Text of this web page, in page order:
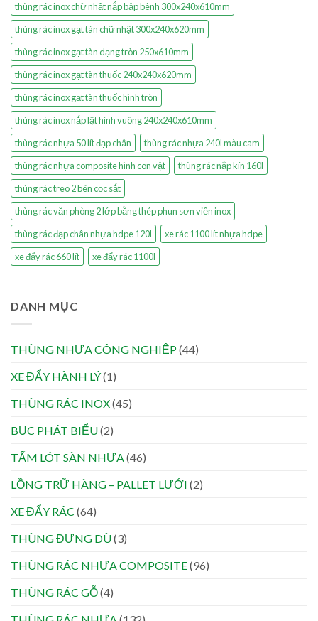
thùng rác inox chữ nhật nắp bập bênh 300x240x610mm
thùng rác inox gạt tàn chữ nhật 300x240x620mm
thùng rác inox gạt tàn dạng tròn 250x610mm
thùng rác inox gạt tàn thuốc 240x240x620mm
thùng rác inox gạt tàn thuốc hình tròn
thùng rác inox nắp lật hình vuông 240x240x610mm
thùng rác nhựa 50 lít đạp chân
thùng rác nhựa 240l màu cam
thùng rác nhựa composite hình con vật
thùng rác nắp kín 160l
thùng rác treo 2 bên cọc sắt
thùng rác văn phòng 2 lớp bằng thép phun sơn viền inox
thùng rác đạp chân nhựa hdpe 120l
xe rác 1100 lít nhựa hdpe
xe đẩy rác 660 lít
xe đẩy rác 1100l
DANH MỤC
THÙNG NHỰA CÔNG NGHIỆP(44)
XE ĐẨY HÀNH LÝ(1)
THÙNG RÁC INOX(45)
BỤC PHÁT BIỂU(2)
TẤM LÓT SÀN NHỰA (46)
LỒNG TRỮ HÀNG – PALLET LƯỚI (2)
XE ĐẨY RÁC (64)
THÙNG ĐỰNG DÙ(3)
THÙNG RÁC NHỰA COMPOSITE(96)
THÙNG RÁC GỖ(4)